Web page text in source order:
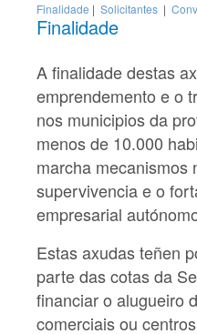
Finalidade | Solicitantes |
Finalidade
A finalidade destas
emprendemento e o
nos municipios da
menos de 10.000
marcha mecanismos
supervivencia e o
empresarial
Estas axudas teñen
parte dascotas da
financiar o alugueiro
comerciais ou